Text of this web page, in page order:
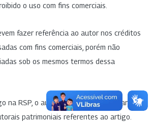
o uso com fins comerciais.
fazer referência ao autor nos créditos
com fins comerciais, porém não
sob os mesmos termos dessa
na RSP, o autor cede e transfere para a
patrimoniais referentes ao artigo.